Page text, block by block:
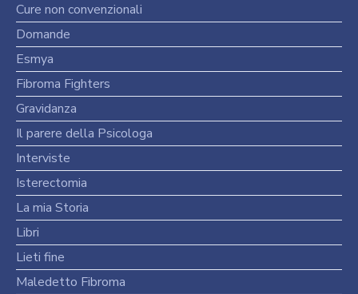
Cure non convenzionali
Domande
Esmya
Fibroma Fighters
Gravidanza
Il parere della Psicologa
Interviste
Isterectomia
La mia Storia
Libri
Lieti fine
Maledetto Fibroma